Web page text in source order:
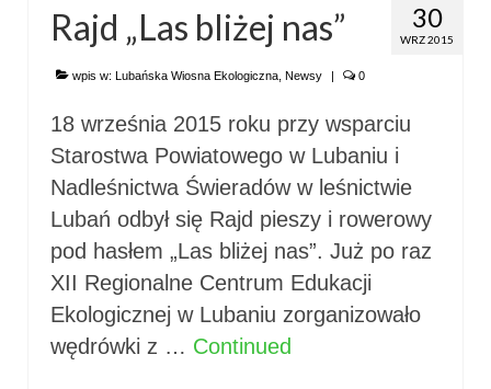
30
WRZ 2015
Rajd „Las bliżej nas”
wpis w: Lubańska Wiosna Ekologiczna Newsy | 0
18 września 2015 roku przy wsparciu
Starostwa Powiatowego w Lubaniu i
Nadleśnictwa Świeradów w leśnictwie
Lubań odbył się Rajd pieszy i rowerowy
pod hasłem „Las bliżej nas”. Już po raz
XII Regionalne Centrum Edukacji
Ekologicznej w Lubaniu zorganizowało
wędrówki z … Continued